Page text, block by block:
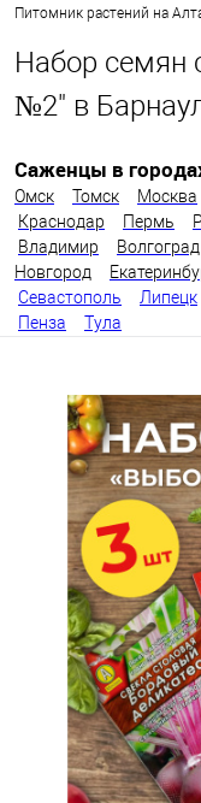
Питомник растений на
Набор семян
№2" в
Саженцы в
Омск
Томск Москва
Краснодар
Пермь
Владимир
Волгоград
Новгород
Севастополь
Липецк
Пенза
Тула